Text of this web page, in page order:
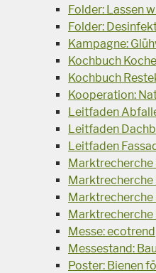
Folder: Lassen
Folder:
Kampagne:
Kochbuch
Kochbuch
Kooperation:
Leitfaden
Leitfaden
Leitfaden
Marktrecherche
Marktrecherche
Messe: ecotrend
Messestand:
Poster: Bienen